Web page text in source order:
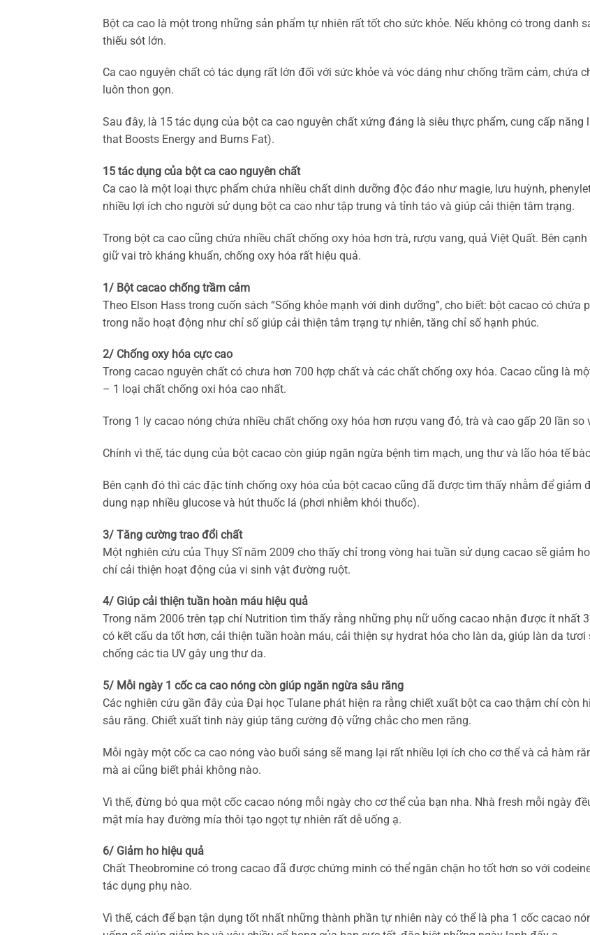
Bột ca cao là một trong những sản phẩm tự nhiên rất tốt cho sức khỏe. Nếu không có trong danh
thiếu sót lớn.
Ca cao nguyên chất có tác dụng rất lớn đối với sức khỏe và vóc dáng như chống trầm cảm, chứa
luôn thon gọn.
Sau đây, là 15 tác dụng của bột ca cao nguyên chất xứng đáng là siêu thực phẩm, cung cấp
that Boosts Energy and Burns Fat).
15 tác dụng của bột ca cao nguyên chất
Ca cao là một loại thực phẩm chứa nhiều chất dinh dưỡng độc đáo như magie, lưu huỳnh,
nhiều lợi ích cho người sử dụng bột ca cao như tập trung và tỉnh táo và giúp cải thiện tâm trạng.
Trong bột ca cao cũng chứa nhiều chất chống oxy hóa hơn trà, rượu vang, quả Việt Quất. Bên
giữ vai trò kháng khuẩn, chống oxy hóa rất hiệu quả.
1/ Bột cacao chống trầm cảm
Theo Elson Hass trong cuốn sách “Sống khỏe mạnh với dinh dưỡng”, cho biết: bột cacao có
trong não hoạt động như chỉ số giúp cải thiện tâm trạng tự nhiên, tăng chỉ số hạnh phúc.
2/ Chống oxy hóa cực cao
Trong cacao nguyên chất có chưa hơn 700 hợp chất và các chất chống oxy hóa. Cacao cũng là
– 1 loại chất chống oxi hóa cao nhất.
Trong 1 ly cacao nóng chứa nhiều chất chống oxy hóa hơn rượu vang đỏ, trà và cao gấp 20 lần
Chính vì thế, tác dụng của bột cacao còn giúp ngăn ngừa bệnh tim mạch, ung thư và lão hóa tế
Bên cạnh đó thì các đặc tính chống oxy hóa của bột cacao cũng đã được tìm thấy nhằm để giảm
dung nạp nhiều glucose và hút thuốc lá (phơi nhiễm khói thuốc).
3/ Tăng cường trao đổi chất
Một nghiên cứu của Thụy Sĩ năm 2009 cho thấy chỉ trong vòng hai tuần sử dụng cacao sẽ giảm
chí cải thiện hoạt động của vi sinh vật đường ruột.
4/ Giúp cải thiện tuần hoàn máu hiệu quả
Trong năm 2006 trên tạp chí Nutrition tìm thấy rằng những phụ nữ uống cacao nhận được ít nhất
có kết cấu da tốt hơn, cải thiện tuần hoàn máu, cải thiện sự hydrat hóa cho làn da, giúp làn da
chống các tia UV gây ung thư da.
5/ Mỗi ngày 1 cốc ca cao nóng còn giúp ngăn ngừa sâu răng
Các nghiên cứu gần đây của Đại học Tulane phát hiện ra rằng chiết xuất bột ca cao thậm chí còn
sâu răng. Chiết xuất tinh này giúp tăng cường độ vững chắc cho men răng.
Mỗi ngày một cốc ca cao nóng vào buổi sáng sẽ mang lại rất nhiều lợi ích cho cơ thể và cả hàm
mà ai cũng biết phải không nào.
Vì thế, đừng bỏ qua một cốc cacao nóng mỗi ngày cho cơ thể của bạn nha. Nhà fresh mỗi ngày
mật mía hay đường mía thôi tạo ngọt tự nhiên rất dễ uống ạ.
6/ Giảm ho hiệu quả
Chất Theobromine có trong cacao đã được chứng minh có thể ngăn chặn ho tốt hơn so với
tác dụng phụ nào.
Vì thế, cách để bạn tận dụng tốt nhất những thành phần tự nhiên này có thể là pha 1 cốc cacao